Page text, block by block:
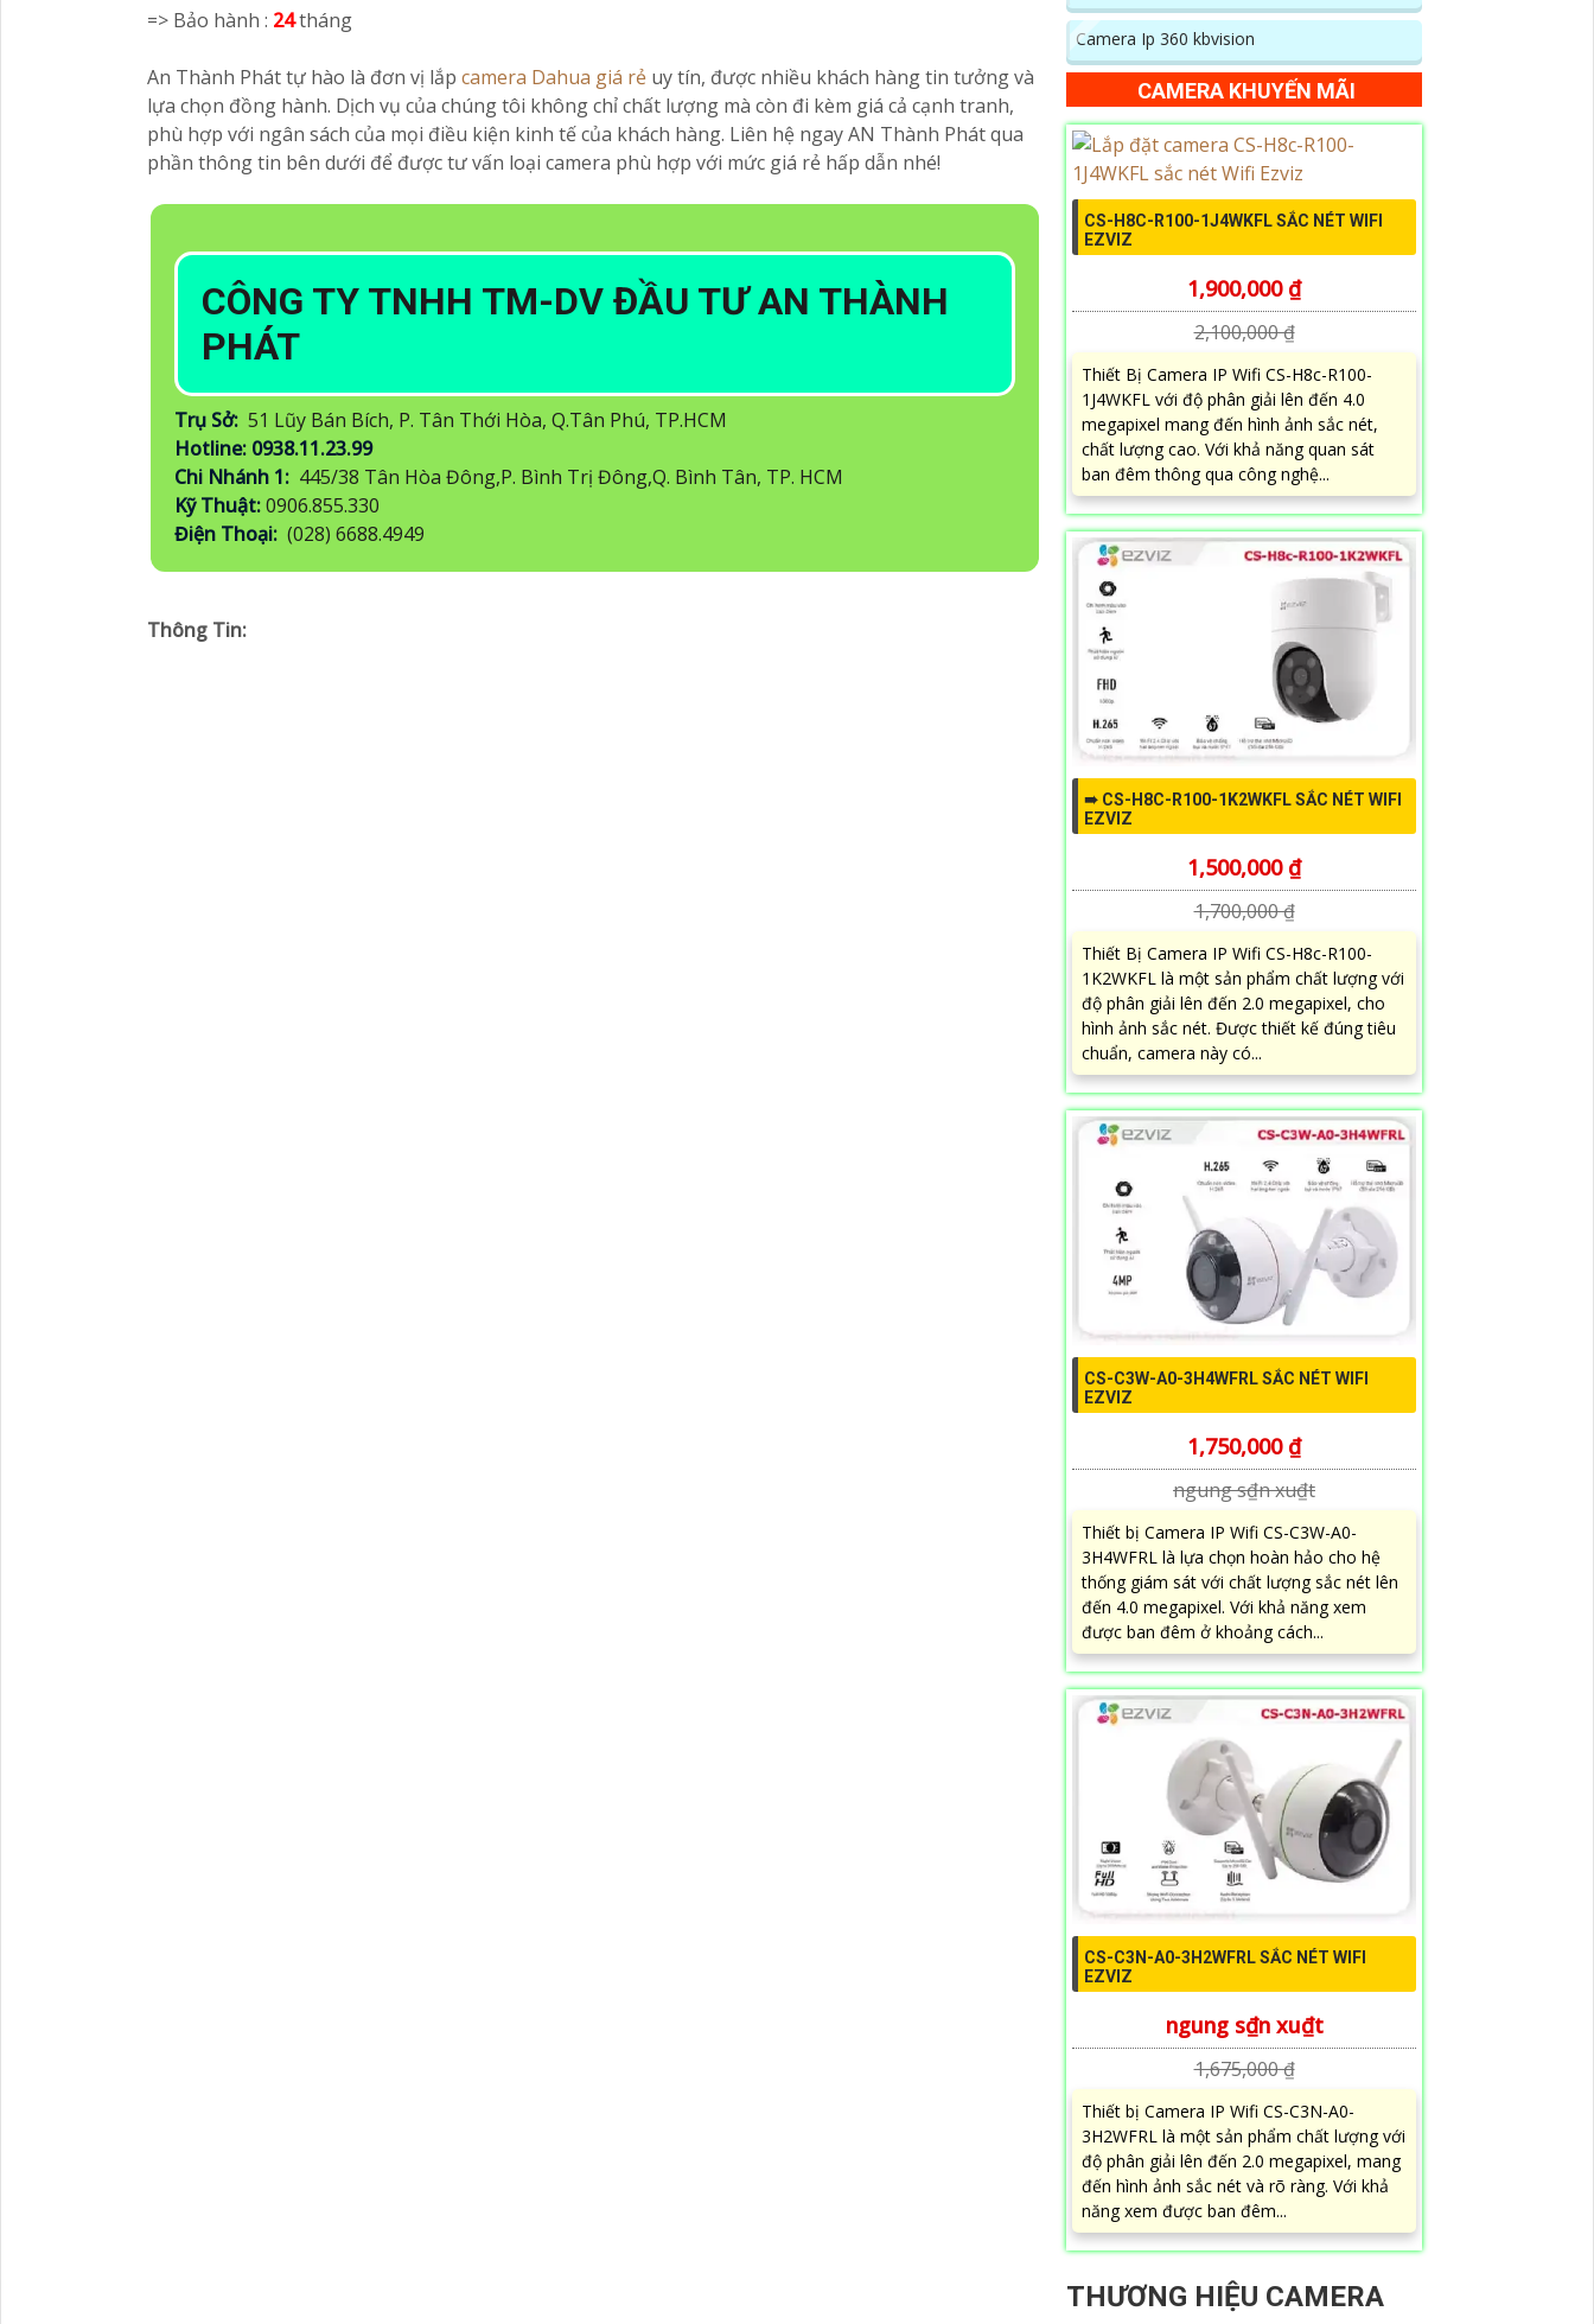
=> Bảo hành : 24tháng
An Thành Phát tự hào là đơn vị lắp camera Dahua giá rẻ uy tín, được nhiều khách hàng tin tưởng và
lựa chọn đồng hành. Dịch vụ của chúng tôi không chỉ chất lượng mà còn đi kèm giá cả cạnh tranh,
phù hợp với ngân sách của mọi điều kiện kinh tế của khách hàng. Liên hệ ngay AN Thành Phát qua
phần thông tin bên dưới để được tư vấn loại camera phù hợp với mức giá rẻ hấp dẫn nhé!
CÔNG TY TNHH TM-DV ĐẦU TƯ AN THÀNH
PHÁT
Trụ Sở: 51 Lũy Bán Bích, P. Tân Thới Hòa, Q.Tân Phú, TP.HCM
Hotline: 0938.11.23.99
Chi Nhánh 1: 445/38 Tân Hòa Đông,P. Bình Trị Đông,Q. Bình Tân, TP. HCM
Kỹ Thuật:0906.855.330
Điện Thoại: (028) 6688.4949
Thông Tin:
Camera Ip 360 kbvision
CAMERA KHUYẾN MÃI
CS-H8C-R100-1J4WKFL SẮC NÉT WIFI
EZVIZ
1,900,000 ₫
2,100,000 ₫
Thiết Bị Camera IP Wifi CS-H8c-R100-
1J4WKFL với độ phân giải lên đến 4.0
megapixel mang đến hình ảnh sắc nét,
chất lượng cao. Với khả năng quan sát
ban đêm thông qua công nghệ...
➠ CS-H8C-R100-1K2WKFL SẮC NÉT WIFI
EZVIZ
1,500,000 ₫
1,700,000 ₫
Thiết Bị Camera IP Wifi CS-H8c-R100-
1K2WKFL là một sản phẩm chất lượng với
độ phân giải lên đến 2.0 megapixel, cho
hình ảnh sắc nét. Được thiết kế đúng tiêu
chuẩn, camera này có...
CS-C3W-A0-3H4WFRL SẮC NÉT WIFI
EZVIZ
1,750,000 ₫
ngung s₫n xu₫t
Thiết bị Camera IP Wifi CS-C3W-A0-
3H4WFRL là lựa chọn hoàn hảo cho hệ
thống giám sát với chất lượng sắc nét lên
đến 4.0 megapixel. Với khả năng xem
được ban đêm ở khoảng cách...
CS-C3N-A0-3H2WFRL SẮC NÉT WIFI
EZVIZ
ngung s₫n xu₫t
1,675,000 ₫
Thiết bị Camera IP Wifi CS-C3N-A0-
3H2WFRL là một sản phẩm chất lượng với
độ phân giải lên đến 2.0 megapixel, mang
đến hình ảnh sắc nét và rõ ràng. Với khả
năng xem được ban đêm...
THƯƠNG HIỆU CAMERA